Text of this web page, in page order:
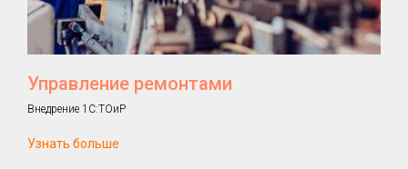
Управление ремонтами
Внедрение 1С:ТОиР
Узнать больше